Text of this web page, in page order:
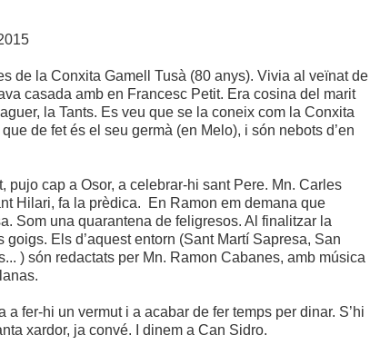
de la Conxita Gamell Tusà (80 anys). Vivia al veïnat de
casada amb en Francesc Petit. Era cosina del marit
la Tants. Es veu que se la coneix com la Conxita
de fet és el seu germà (en Melo), i són nebots d’en
pujo cap a Osor, a celebrar-hi sant Pere. Mn. Carles
Hilari, fa la prèdica. En Ramon em demana que
Som una quarantena de feligresos. Al finalitzar la
goigs. Els d’aquest entorn (Sant Martí Sapresa, San
) són redactats per Mn. Ramon Cabanes, amb música
a fer-hi un vermut i a acabar de fer temps per dinar. S’hi
xardor, ja convé. I dinem a Can Sidro.